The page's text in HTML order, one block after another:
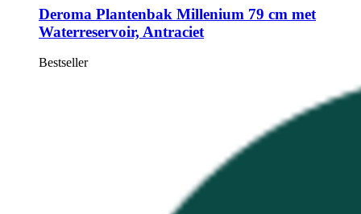
Deroma Plantenbak Millenium 79 cm met
Waterreservoir, Antraciet
Bestseller